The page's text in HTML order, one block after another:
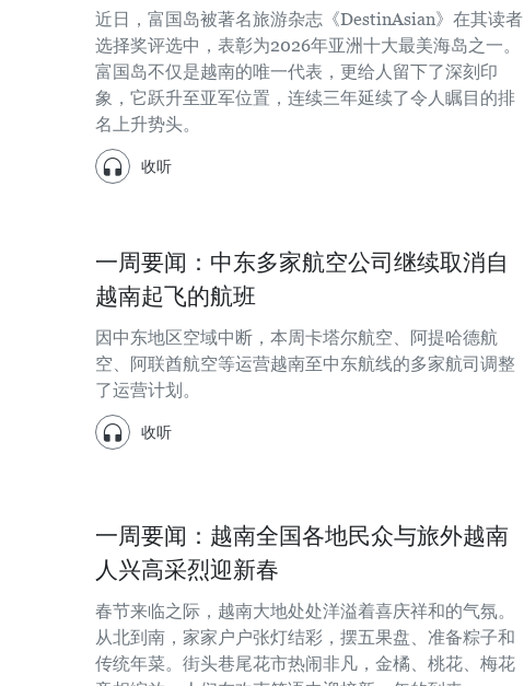
近日，富国岛被著名旅游杂志《DestinAsian》在其读者
选择奖评选中，表彰为2026年亚洲十大最美海岛之一。
富国岛不仅是越南的唯一代表，更给人留下了深刻印
象，它跃升至亚军位置，连续三年延续了令人瞩目的排
名上升势头。
收听
一周要闻：中东多家航空公司继续取消自
越南起飞的航班
因中东地区空域中断，本周卡塔尔航空、阿提哈德航
空、阿联酋航空等运营越南至中东航线的多家航司调整
了运营计划。
收听
一周要闻：越南全国各地民众与旅外越南
人兴高采烈迎新春
春节来临之际，越南大地处处洋溢着喜庆祥和的气氛。
从北到南，家家户户张灯结彩，摆五果盘、准备粽子和
传统年菜。街头巷尾花市热闹非凡，金橘、桃花、梅花